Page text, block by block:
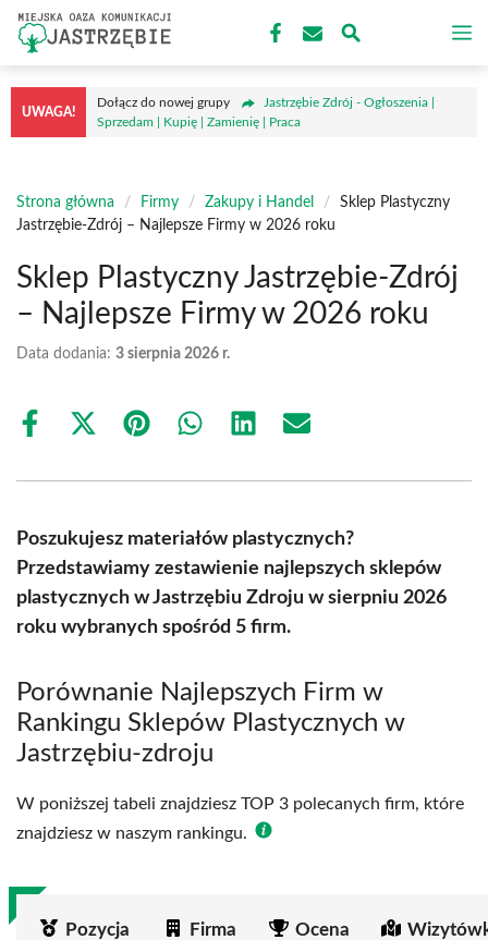
Przejdź
treści
UWAGA!
Dołącz do nowej grupy
Jastrzębie Zdrój - Ogłoszenia |
Sprzedam | Kupię | Zamienię | Praca
Strona główna / Firmy / Zakupy i Handel /
Sklep Plastyczny
Jastrzębie-Zdrój – Najlepsze Firmy w 2026 roku
Sklep Plastyczny Jastrzębie-Zdrój
– Najlepsze Firmy w 2026 roku
Data dodania: 3 sierpnia 2026 r.
Share
Share
(Twitter)
Share Share Share Share
Poszukujesz materiałów plastycznych?
Przedstawiamy zestawienie najlepszych sklepów
plastycznych w Jastrzębiu Zdroju w sierpniu 2026
roku wybranych spośród 5 firm.
Porównanie Najlepszych Firm w
Rankingu Sklepów Plastycznych w
Jastrzębiu-zdroju
W poniższej tabeli znajdziesz TOP 3 polecanych firm, które
znajdziesz w naszym rankingu.
Pozycja Firma Ocena